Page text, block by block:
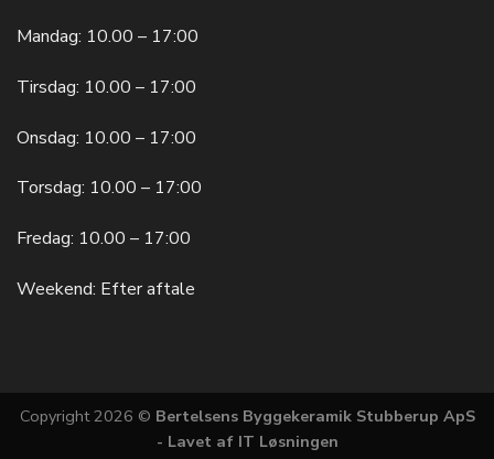
Mandag: 10.00 – 17:00
Tirsdag: 10.00 – 17:00
Onsdag: 10.00 – 17:00
Torsdag: 10.00 – 17:00
Fredag: 10.00 – 17:00
Weekend: Efter aftale
Copyright 2026 © Bertelsens Byggekeramik Stubberup ApS
- Lavet af IT Løsningen